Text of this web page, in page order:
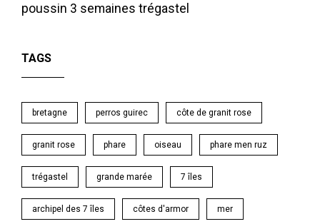
poussin 3 semaines trégastel
TAGS
bretagne perros guirec côte de granit rose
granit rose phare oiseau phare men ruz
trégastel grande marée 7 îles
archipel des 7 îles côtes d'armor mer